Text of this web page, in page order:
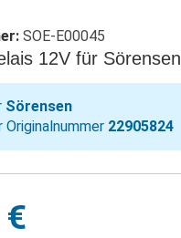
SOE-E00045
12V für Sörensen
Sörensen
Originalnummer 22905824
€